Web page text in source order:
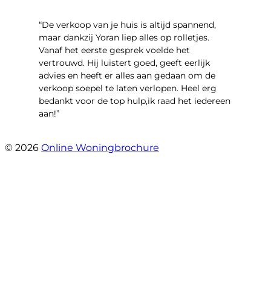
“​De verkoop van je huis is altijd spannend,
maar dankzij Yoran liep alles op rolletjes.
Vanaf het eerste gesprek voelde het
vertrouwd. Hij luistert goed, geeft eerlijk
advies en heeft er alles aan gedaan om de
verkoop soepel te laten verlopen. Heel erg
bedankt voor de top hulp,ik raad het iedereen
aan!”
© 2026 Online Woningbrochure